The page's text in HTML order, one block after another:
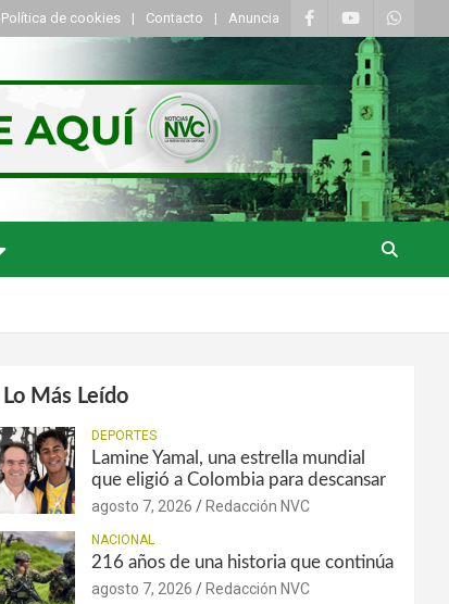
Política de cookies Contacto Anuncia
Lo Más Leído
DEPORTES
Lamine Yamal, una estrella mundial
que eligió a Colombia para descansar
agosto 7, 2026 Redacción NVC
NACIONAL
216 años de una historia que continúa
agosto 7, 2026 Redacción NVC